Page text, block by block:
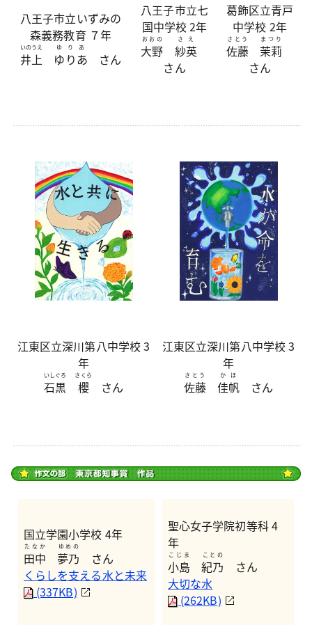
八王子市立いずみの
森義務教育 ７年
井上
いのうえ
ゆりあ
ゆりあ
さん
八王子市立七
国中学校 2年
大野
おおの
紗英
さえ
さん
葛飾区立青戸
中学校 2年
佐藤
さとう
茉莉
まつり
さん
江東区立深川第八中学校 3
年
石黒
いしぐろ
櫻
さくら
さん
江東区立深川第八中学校 3
年
佐藤
さとう
佳帆
かほ
さん
国立学園小学校 4年
田中
たなか
夢乃
ゆめの
さん
くらしを支える水と未来
(337KB)
聖心女子学院初等科 4
年
小島
こじま
紀乃
ことの
さん
大切な水
(262KB)